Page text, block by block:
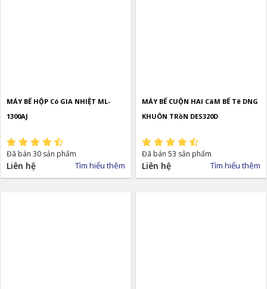
MÁY BẾ HỘP Có GIA NHIỆT ML-
1300AJ
Đã bán 30 sản phẩm
Liên hệ Tìm hiểu thêm
MÁY BẾ CUỘN HAI CäM BẾ Tê DNG
KHUÔN TRồN DES320D
Đã bán 53 sản phẩm
Liên hệ Tìm hiểu thêm